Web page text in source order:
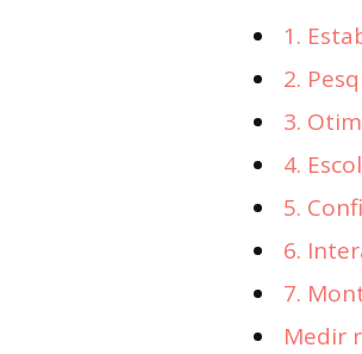
1.
2.
3.
4.
5.
6.
7.
Medir